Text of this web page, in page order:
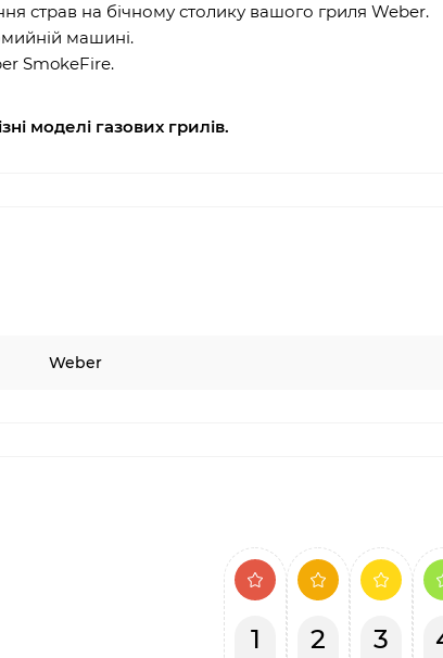
страв на бічному столику вашого гриля Weber.
машині.
SmokeFire.
моделі газових грилів.
Weber
1 2 3